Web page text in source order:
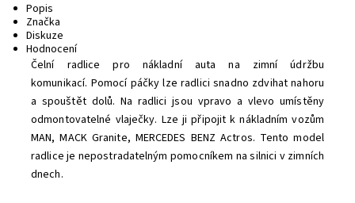
Popis
Značka
Diskuze
Hodnocení
Čelní radlice pro nákladní auta na zimní údržbu
komunikací. Pomocí páčky lze radlici snadno zdvihat nahoru
a spouštět dolů. Na radlici jsou vpravo a vlevo umístěny
odmontovatelné vlaječky. Lze ji připojit k nákladním vozům
MAN, MACK Granite, MERCEDES BENZActros. Tento model
radlice je nepostradatelným pomocníkem na silnici v zimních
dnech.